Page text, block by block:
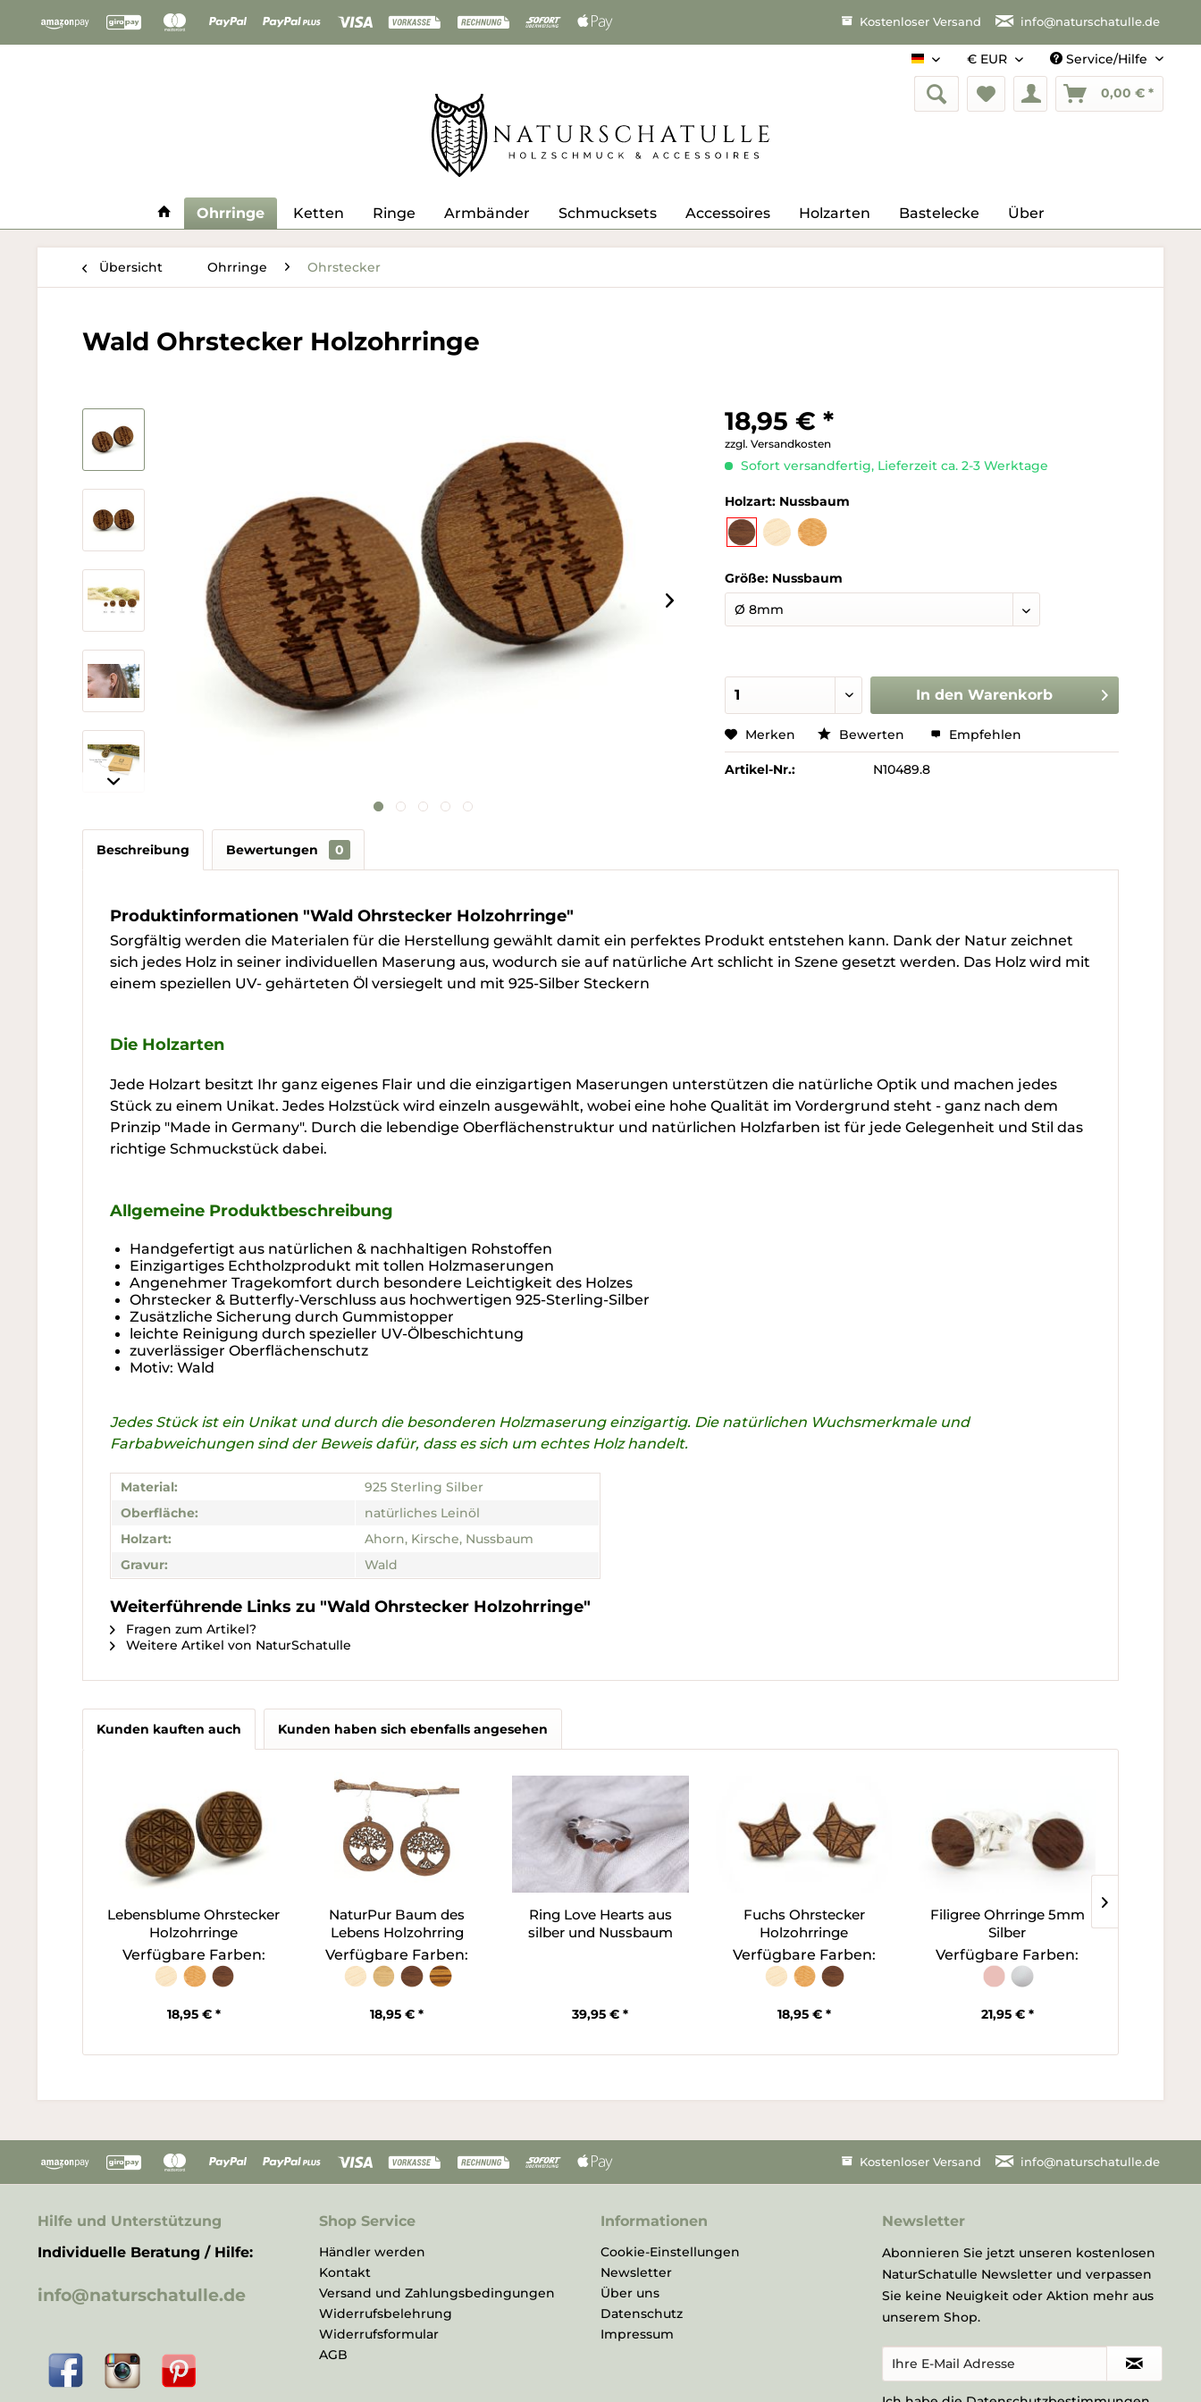
Kostenloser Versand info@naturschatulle.de
Deutsch Service/Hilfe
0,00 € *
Ohrringe Ketten Ringe Armbänder Schmucksets Accessoires Holzarten Bastelecke Über
Übersicht Ohrringe Ohrstecker
Wald Ohrstecker Holzohrringe
18,95 € *
zzgl. Versandkosten
Sofort versandfertig, Lieferzeit ca. 2-3 Werktage
Holzart: Nussbaum
Größe: Nussbaum
In den Warenkorb
Merken Bewerten Empfehlen
Artikel-Nr.: N10489.8
Beschreibung Bewertungen 0
Produktinformationen "Wald Ohrstecker Holzohrringe"
Sorgfältig werden die Materialen für die Herstellung gewählt damit ein perfektes Produkt entstehen kann. Dank der Natur zeichnet
sich jedes Holz in seiner individuellen Maserung aus, wodurch sie auf natürliche Art schlicht in Szene gesetzt werden. Das Holz wird mit
einem speziellen UV- gehärteten Öl versiegelt und mit 925-Silber Steckern
Die Holzarten
Jede Holzart besitzt Ihr ganz eigenes Flair und die einzigartigen Maserungen unterstützen die natürliche Optik und machen jedes
Stück zu einem Unikat. Jedes Holzstück wird einzeln ausgewählt, wobei eine hohe Qualität im Vordergrund steht - ganz nach dem
Prinzip "Made in Germany". Durch die lebendige Oberflächenstruktur und natürlichen Holzfarben ist für jede Gelegenheit und Stil das
richtige Schmuckstück dabei.
Allgemeine Produktbeschreibung
Handgefertigt aus natürlichen & nachhaltigen Rohstoffen
Einzigartiges Echtholzprodukt mit tollen Holzmaserungen
Angenehmer Tragekomfort durch besondere Leichtigkeit des Holzes
Ohrstecker & Butterfly-Verschluss aus hochwertigen 925-Sterling-Silber
Zusätzliche Sicherung durch Gummistopper
leichte Reinigung durch spezieller UV-Ölbeschichtung
zuverlässiger Oberflächenschutz
Motiv: Wald
Jedes Stück ist ein Unikat und durch die besonderen Holzmaserung einzigartig. Die natürlichen Wuchsmerkmale und
Farbabweichungen sind der Beweis dafür, dass es sich um echtes Holz handelt.
Material:
925 Sterling Silber
Oberfläche:
natürliches Leinöl
Holzart:
Ahorn, Kirsche, Nussbaum
Gravur:
Wald
Weiterführende Links zu "Wald Ohrstecker Holzohrringe"
Fragen zum Artikel?
Weitere Artikel von NaturSchatulle
Kunden kauften auch Kunden haben sich ebenfalls angesehen
Lebensblume Ohrstecker
Holzohrringe
Verfügbare Farben:
18,95 € *
NaturPur Baum des
Lebens Holzohrring
Verfügbare Farben:
18,95 € *
Ring Love Hearts aus
silber und Nussbaum
39,95 € *
Fuchs Ohrstecker
Holzohrringe
Verfügbare Farben:
18,95 € *
Filigree Ohrringe 5mm
Silber
Verfügbare Farben:
21,95 € *
Kostenloser Versand info@naturschatulle.de
Hilfe und Unterstützung
Individuelle Beratung / Hilfe:
info@naturschatulle.de
Shop Service
Händler werden
Kontakt
Versand und Zahlungsbedingungen
Widerrufsbelehrung
Widerrufsformular
AGB
Informationen
Cookie-Einstellungen
Newsletter
Über uns
Datenschutz
Impressum
Newsletter
Abonnieren Sie jetzt unseren kostenlosen
NaturSchatulle Newsletter und verpassen
Sie keine Neuigkeit oder Aktion mehr aus
unserem Shop.